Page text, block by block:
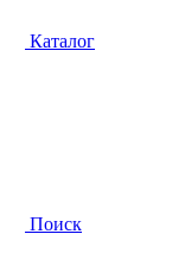
Каталог
Поиск